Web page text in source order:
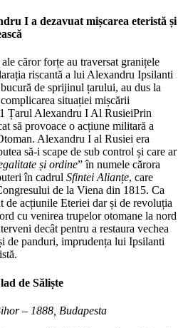
I a dezavuat mișcarea eteristă și
căror forțe au traversat granițele
riscantă a lui Alexandru Ipsilanti
de sprijinul țarului, au dus la
situației mișcării
Prin
să provoace o acțiune militară a
Alexandru I al Rusiei era
să-i scape de sub control și care ar
și ordine” în numele cărora
în cadrul Sfintei Alianțe, care
de la Viena din 1815. Ca
de acțiunile Eteriei dar și de revoluția
cu venirea trupelor otomane la nord
decât pentru a restaura vechea
de panduri, imprudența lui Ipsilanti
de Săliște
– 1888, Budapesta